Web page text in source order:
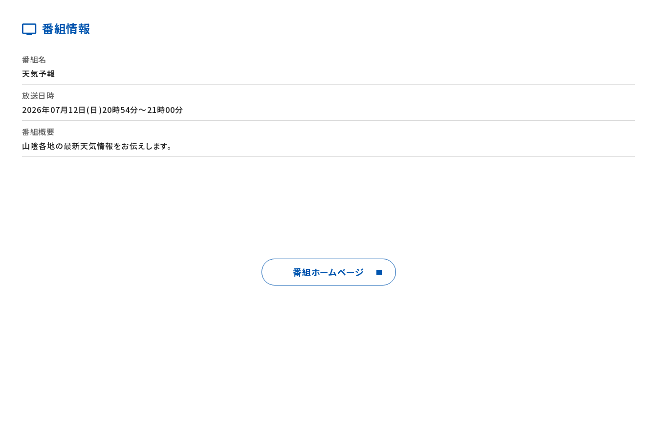
番組情報
番組名
天気予報
放送日時
2026年07月12日(日)20時54分～21時00分
番組概要
山陰各地の最新天気情報をお伝えします。
番組ホームページ